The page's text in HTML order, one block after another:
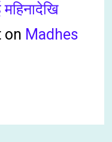
on Madhes